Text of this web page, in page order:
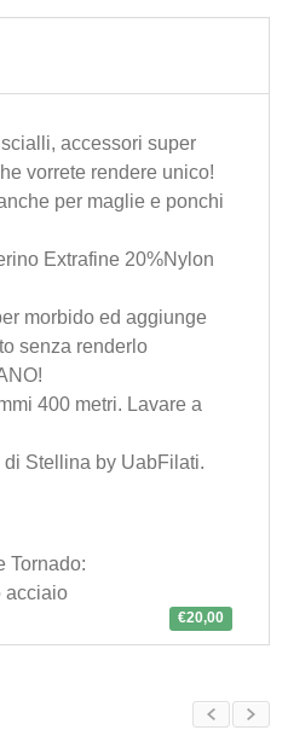
accessori super
vorrete rendere unico!
per maglie e ponchi
Extrafine 20%Nylon
morbido ed aggiunge
senza renderlo
400 metri. Lavare a
di Stellina by UabFilati.
Tornado:
acciaio
€20,00